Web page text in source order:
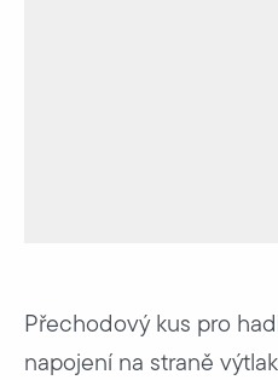
Přechodový kus pro
napojení na straně